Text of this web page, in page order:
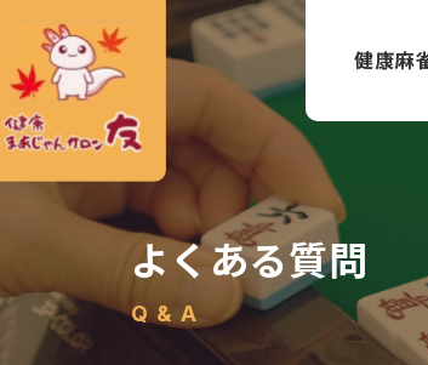
健康麻
よくある質問
Q & A